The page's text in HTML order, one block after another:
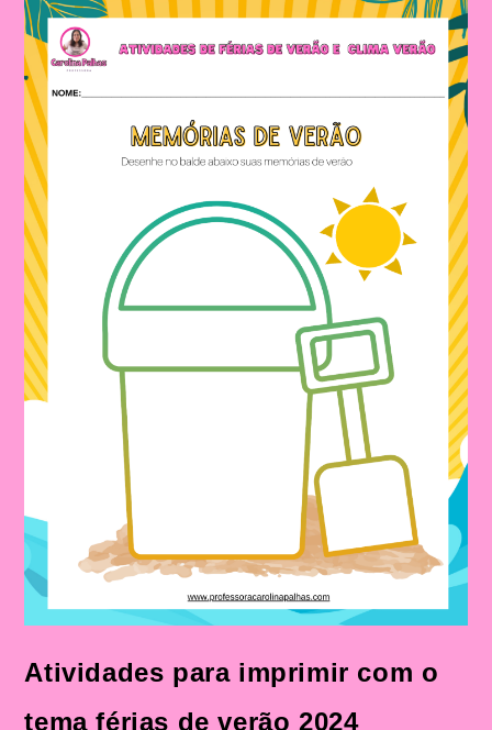
Verão
Para
Imprimir
E
As
Para
Imprimir
Com
Férias
De
Verão
Atividades para imprimir com o
tema férias de verão 2024